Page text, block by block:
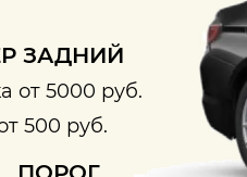
ЗАДНИЙ
от 5000 руб.
500 руб.